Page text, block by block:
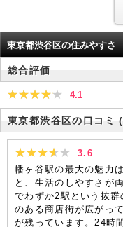
東京都渋谷区の住みやすさ
総合評価
4.1
東京都渋谷区の口コミ
3.6
幡ヶ谷駅の最大の魅力
と、生活のしやすさが
でわずか2駅という抜
のある商店街が広がっ
が残っています。24時